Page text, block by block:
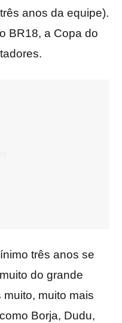
anos da equipe).
BR18, a Copa do
três anos se
do grande
muito mais
Borja, Dudu,